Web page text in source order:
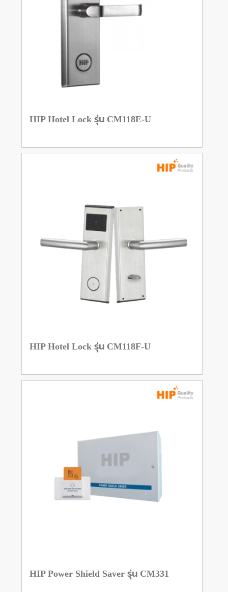
HIP Hotel Lock รุ่น CM118E-U
HIP Hotel Lock รุ่น CM118F-U
HIP Power Shield Saver รุ่น CM331